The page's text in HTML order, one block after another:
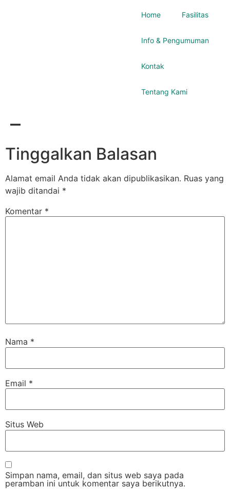
Home Fasilitas
Info & Pengumuman
Kontak
Tentang Kami
–
Tinggalkan Balasan
Alamat email Anda tidak akan dipublikasikan. Ruas yang
wajib ditandai *
Komentar *
Nama *
Email *
Situs Web
Simpan nama, email, dan situs web saya pada
peramban ini untuk komentar saya berikutnya.